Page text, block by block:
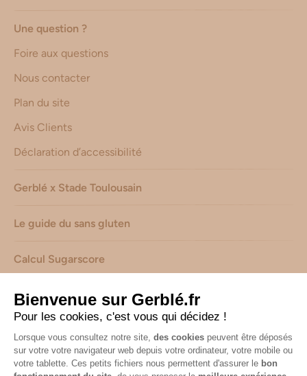
Une question ?
Foire aux questions
Nous contacter
Plan du site
Avis Clients
Déclaration d’accessibilité
Gerblé x Stade Toulousain
Le guide du sans gluten
Calcul Sugarscore
Suivez-nous sur les réseaux !